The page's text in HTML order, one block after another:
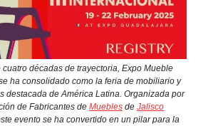
cuatro décadas de trayectoria, Expo Mueble
ha consolidado como la feria de mobiliario y
destacada de América Latina. Organizada por
de Fabricantes de Muebles de Jalisco
evento se ha convertido en un pilar para la